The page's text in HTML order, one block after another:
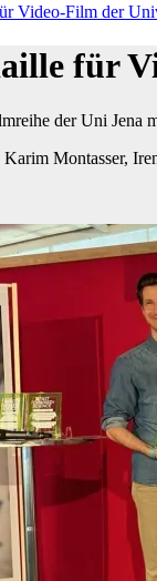
Video-Film der
für
der Uni Jena
Montasser,